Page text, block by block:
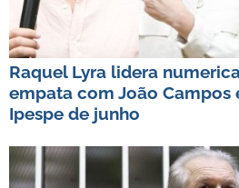
Raquel Lyra lidera
empata com João Campos
Ipespe de junho